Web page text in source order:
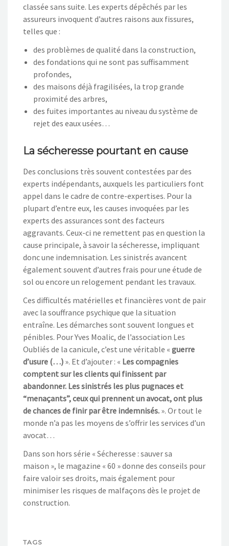
classée sans suite. Les experts dépêchés par les
assureurs invoquent d’autres raisons aux fissures,
telles que :
des problèmes de qualité dans la construction,
des fondations qui ne sont pas suffisamment
profondes,
des maisons déjà fragilisées, la trop grande
proximité des arbres,
des fuites importantes au niveau du système de
rejet des eaux usées…
La sécheresse pourtant en cause
Des conclusions très souvent contestées par des
experts indépendants, auxquels les particuliers font
appel dans le cadre de contre-expertises. Pour la
plupart d’entre eux, les causes invoquées par les
experts des assurances sont des facteurs
aggravants. Ceux-ci ne remettent pas en question la
cause principale, à savoir la sécheresse, impliquant
donc une indemnisation. Les sinistrés avancent
également souvent d’autres frais pour une étude de
sol ou encore un relogement pendant les travaux.
Ces difficultés matérielles et financières vont de pair
avec la souffrance psychique que la situation
entraîne. Les démarches sont souvent longues et
pénibles. Pour Yves Moalic, de l’association Les
Oubliés de la canicule, c’est une véritable « guerre
d’usure (…) ». Et d’ajouter : « Les compagnies
comptent sur les clients qui finissent par
abandonner. Les sinistrés les plus pugnaces et
“menaçants”, ceux qui prennent un avocat, ont plus
de chances de finir par être indemnisés. ». Or tout le
monde n’a pas les moyens de s’offrir les services d’un
avocat…
Dans son hors série « Sécheresse : sauver sa
maison », le magazine « 60 » donne des conseils pour
faire valoir ses droits, mais également pour
minimiser les risques de malfaçons dès le projet de
construction.
TAGS